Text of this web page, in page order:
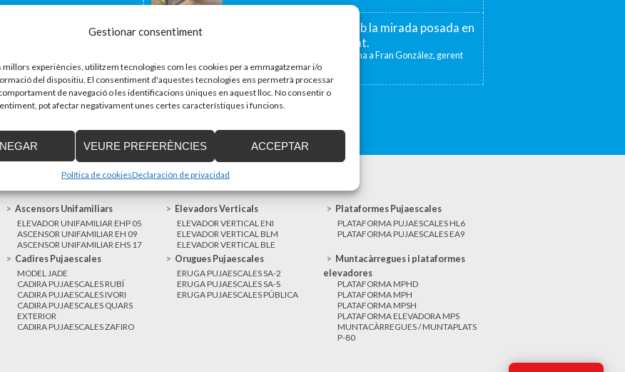
Gestionar consentiment
millors experiències, utilitzem tecnologies com les cookies per a emmagatzemar i/o
del dispositiu. El consentiment d'aquestes tecnologies ens permetrà processar
de navegació o les identificacions úniques en aquest lloc. No consentir o
pot afectar negativament unes certes característiques i funcions.
ACCEPTAR
VEURE PREFERÈNCIES
Política de cookiesDeclaración de privacidad
amb fills o
discapacitat que estiguin...
Enier celebra 75 anys amb la mirada posada en
la innovació i la proximitat.
Recupera l’entrevista de TV Girona a Fran González, gerent
d’Enier. Aquest passat 17 de...
MÉS NOTÍCIES
Ascensors Unifamiliars
ELEVADOR UNIFAMILIAR EHP 05
ASCENSOR UNIFAMILIAR EH 09
ASCENSOR UNIFAMILIAR EHS 17
Elevadors Verticals
ELEVADOR VERTICAL ENI
ELEVADOR VERTICAL BLM
ELEVADOR VERTICAL BLE
Plataformes Pujaescales
PLATAFORMA PUJAESCALES HL6
PLATAFORMA PUJAESCALES EA9
Cadires Pujaescales
MODEL JADE
CADIRA PUJAESCALES RUBÍ
CADIRA PUJAESCALES IVORI
CADIRA PUJAESCALES QUARS
EXTERIOR
CADIRA PUJAESCALES ZAFIRO
Orugues Pujaescales
ERUGA PUJAESCALES SA-2
ERUGA PUJAESCALES SA-S
ERUGA PUJAESCALES PÚBLICA
Muntacàrregues i plataformes
elevadores
PLATAFORMA MPHD
PLATAFORMA MPH
PLATAFORMA MPSH
PLATAFORMA ELEVADORA MPS
MUNTACÀRREGUES / MUNTAPLATS
P-80